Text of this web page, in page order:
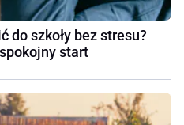
do szkoły bez stresu?
start